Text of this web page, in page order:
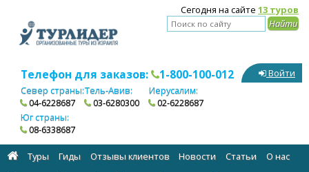
Сегодня на сайте 13 туров
Телефон для заказов: 1-800-100-012
Север страны:
04-6228687
Тель-Авив:
03-6280300
Иерусалим:
02-6228687
Юг страны:
08-6338687
Войти
Туры Гиды Отзывы клиентов Новости Статьи
О нас